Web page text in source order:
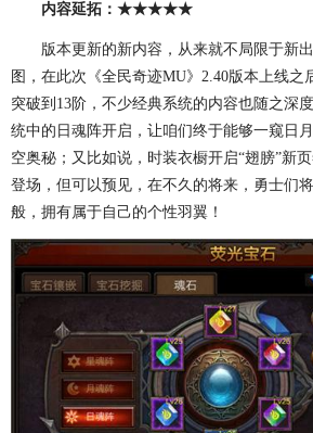
内容延拓：★★★★★
版本更新的新内容，从来就不局限于新
图，在此次《全民奇迹MU》2.40版本上线之
突破到13阶，不少经典系统的内容也随之深
统中的日魂阵开启，让咱们终于能够一窥日
空奥秘；又比如说，时装衣橱开启“翅膀”新
登场，但可以预见，在不久的将来，勇士们
般，拥有属于自己的个性羽翼！